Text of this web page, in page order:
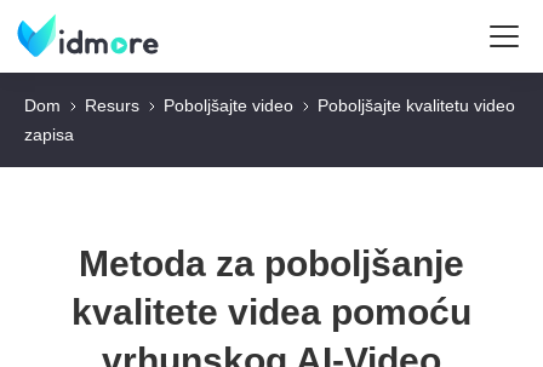
Dom Resurs Poboljšajte video
Poboljšajte kvalitetu video
zapisa
Metoda za poboljšanje
kvalitete videa pomoću